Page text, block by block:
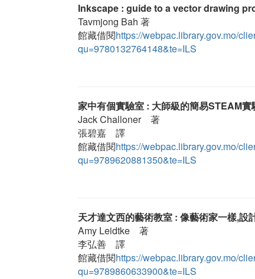
Inkscape : guide to a vector drawing
Tavmjong Bah 著
館藏借閱https://webpac.library.gov.mo/
qu=9780132764148&te=ILS
家中有個實驗室 : 大師級的簡易STEAM實
Jack Challoner 著
張碧嘉 譯
館藏借閱https://webpac.library.gov.mo/
qu=9789620881350&te=ILS
天才達文西的藝術教室 : 像藝術家一樣,設
Amy Leidtke 著
李弘善 譯
館藏借閱https://webpac.library.gov.mo/
qu=9789860633900&te=ILS